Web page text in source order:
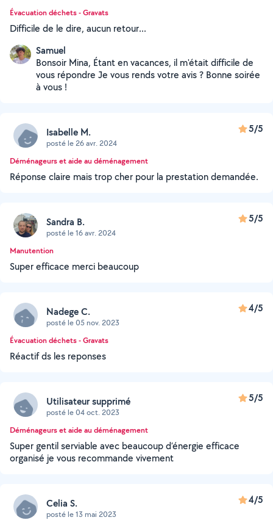
Évacuation déchets - Gravats
Difficile de le dire, aucun retour...
Samuel
Bonsoir Mina, Étant en vacances, il m'était difficile de
vous répondre Je vous rends votre avis ? Bonne soirée
à vous !
Isabelle M.
posté le 26 avr. 2024
5/5
Déménageurs et aide au déménagement
Réponse claire mais trop cher pour la prestation demandée.
Sandra B.
posté le 16 avr. 2024
5/5
Manutention
Super efficace merci beaucoup
Nadege C.
posté le 05 nov. 2023
4/5
Évacuation déchets - Gravats
Réactif ds les reponses
Utilisateur supprimé
posté le 04 oct. 2023
5/5
Déménageurs et aide au déménagement
Super gentil serviable avec beaucoup d’énergie efficace
organisé je vous recommande vivement
Celia S.
posté le 13 mai 2023
4/5